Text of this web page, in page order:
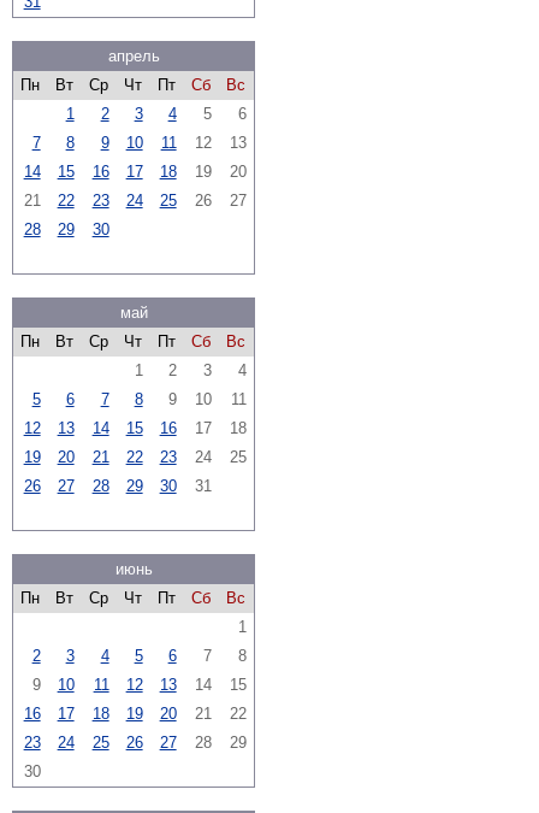
апрель
Пн
Вт Ср Чт Пт Сб
Вс
1
2 3 4 5
6
7
8 9 10 11 12
13
14
15 16 17 18 19
20
21
22 23 24 25 26
27
28
29 30
май
Пн
Вт Ср Чт Пт Сб
Вс
1
2 3
4
5
6 7 8 9 10
11
12
13 14 15 16 17
18
19
20 21 22 23 24
25
26
27 28 29 30 31
июнь
Пн
Вт Ср Чт Пт Сб
Вс
1
2
3 4 5 6 7
8
9
10 11 12 13 14
15
16
17 18 19 20 21
22
23
24 25 26 27 28
29
30